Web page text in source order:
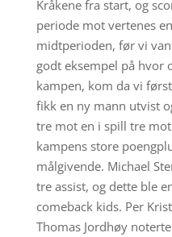
Kråkene fra start, og
periode mot vertenes
midtperioden, før vi
godt eksempel på hvor
kampen, kom da vi
fikk en ny mann utvist
tre mot en i spill tre
kampens store
målgivende. Michael
tre assist, og dette ble
comeback kids. Per
Thomas Jordhøy